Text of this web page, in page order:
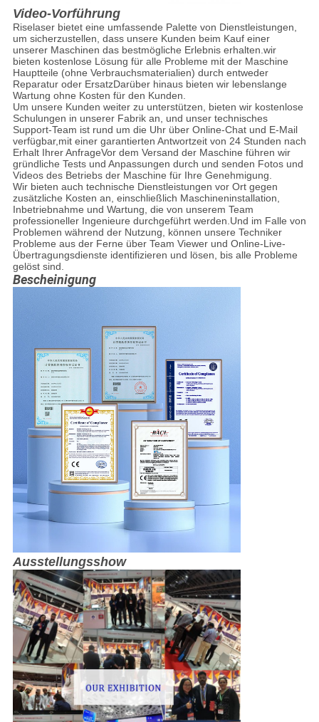
Video-Vorführung
Riselaser bietet eine umfassende Palette von Dienstleistungen,
um sicherzustellen, dass unsere Kunden beim Kauf einer
unserer Maschinen das bestmögliche Erlebnis erhalten.wir
bieten kostenlose Lösung für alle Probleme mit der Maschine
Hauptteile (ohne Verbrauchsmaterialien) durch entweder
Reparatur oder ErsatzDarüber hinaus bieten wir lebenslange
Wartung ohne Kosten für den Kunden.
Um unsere Kunden weiter zu unterstützen, bieten wir kostenlose
Schulungen in unserer Fabrik an, und unser technisches
Support-Team ist rund um die Uhr über Online-Chat und E-Mail
verfügbar,mit einer garantierten Antwortzeit von 24 Stunden nach
Erhalt Ihrer AnfrageVor dem Versand der Maschine führen wir
gründliche Tests und Anpassungen durch und senden Fotos und
Videos des Betriebs der Maschine für Ihre Genehmigung.
Wir bieten auch technische Dienstleistungen vor Ort gegen
zusätzliche Kosten an, einschließlich Maschineninstallation,
Inbetriebnahme und Wartung, die von unserem Team
professioneller Ingenieure durchgeführt werden.Und im Falle von
Problemen während der Nutzung, können unsere Techniker
Probleme aus der Ferne über Team Viewer und Online-Live-
Übertragungsdienste identifizieren und lösen, bis alle Probleme
gelöst sind.
Bescheinigung
Ausstellungsshow